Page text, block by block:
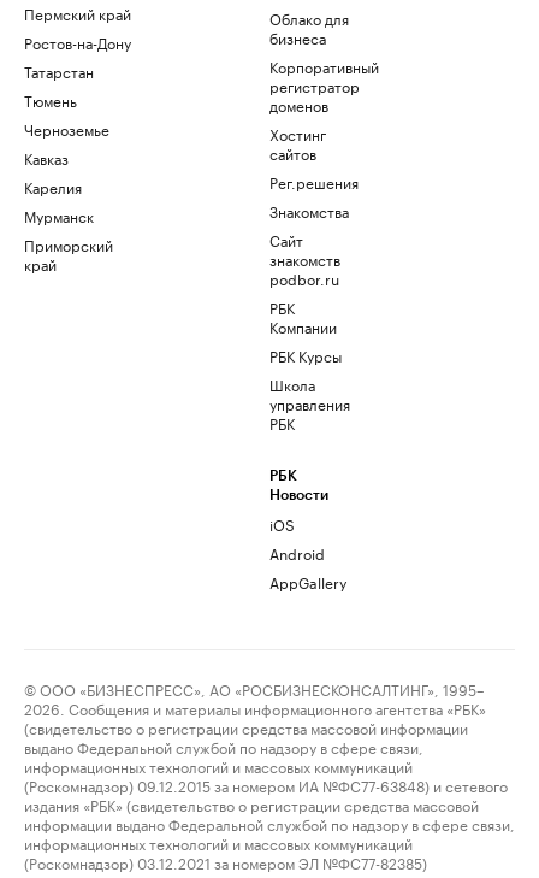
Пермский край
Ростов-на-Дону
Татарстан
Тюмень
Черноземье
Кавказ
Карелия
Мурманск
Приморский
край
Облако для
бизнеса
Корпоративный
регистратор
доменов
Хостинг
сайтов
Рег.решения
Знакомства
Сайт
знакомств
podbor.ru
РБК
Компании
РБК Курсы
Школа
управления
РБК
РБК
Новости
iOS
Android
AppGallery
© ООО «БИЗНЕСПРЕСС», АО «РОСБИЗНЕСКОНСАЛТИНГ», 1995–
2026. Сообщения и материалы информационного агентства «РБК»
(свидетельство о регистрации средства массовой информации
выдано Федеральной службой по надзору в сфере связи,
информационных технологий и массовых коммуникаций
(Роскомнадзор) 09.12.2015 за номером ИА №ФС77-63848) и сетевого
издания «РБК» (свидетельство о регистрации средства массовой
информации выдано Федеральной службой по надзору в сфере связи,
информационных технологий и массовых коммуникаций
(Роскомнадзор) 03.12.2021 за номером ЭЛ №ФС77-82385)